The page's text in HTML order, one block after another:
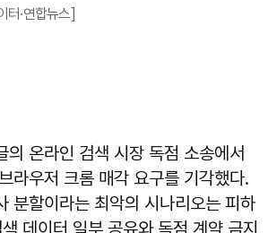
터·연합뉴스]
의 온라인 검색 시장 독점 소송에서
라우저 크롬 매각 요구를 기각했다.
분할이라는 최악의 시나리오는 피하
데이터 일부 공유와 독점 계약 금지